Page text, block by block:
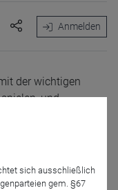
Anmelden
der wichtigen
und
die Einführung
mit
sich ausschließlich
gem. §67